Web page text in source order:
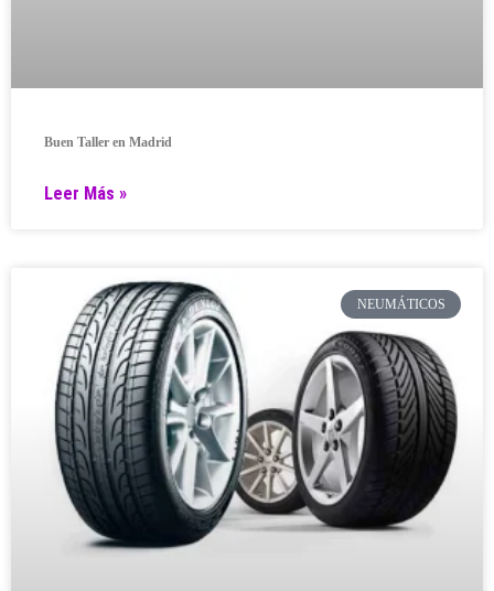
Buen Taller en Madrid
Leer Más »
NEUMÁTICOS